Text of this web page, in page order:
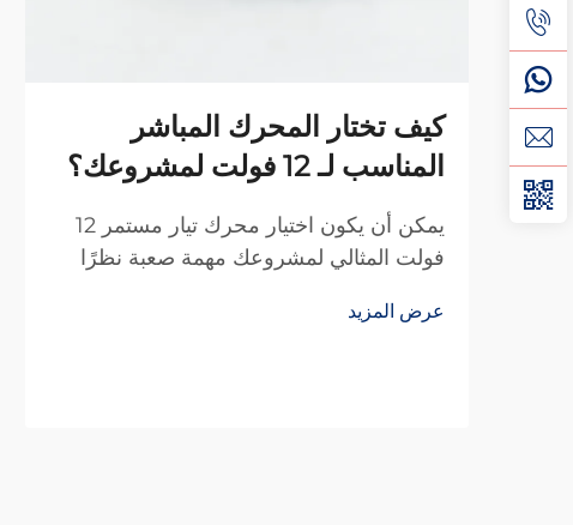
كيف تختار المحرك المباشر
المناسب لـ 12 فولت لمشروعك؟
يمكن أن يكون اختيار محرك تيار مستمر 12
فولت المثالي لمشروعك مهمة صعبة نظرًا
مراعاتها. سواء كنت تقوم ببناء روبوت آلي، أو
عرض المزيد